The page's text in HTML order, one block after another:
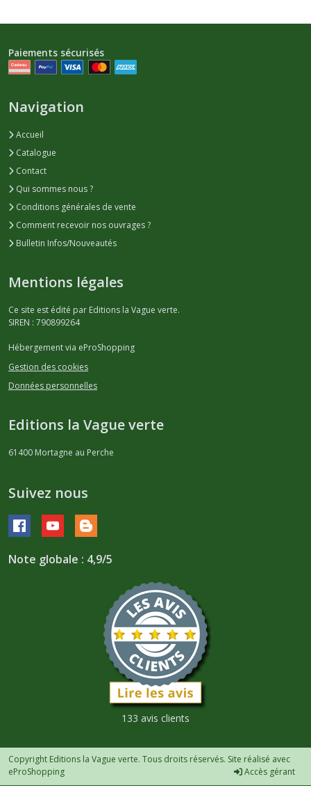
Paiements sécurisés
Navigation
Accueil
Catalogue
Contact
Qui sommes nous ?
Conditions générales de vente
Comment recevoir nos ouvrages ?
Bulletin Infos/Nouveautés
Mentions légales
Ce site est édité par Editions la Vague verte.
SIREN : 790899264
Hébergement via eProShopping
Gestion des cookies
Données personnelles
Editions la Vague verte
61400 Mortagne au Perche
Suivez nous
Note globale : 4,9/5
133 avis clients
Copyright Editions la Vague verte. Tous droits réservés. Site réalisé avec
eProShopping
Accès gérant